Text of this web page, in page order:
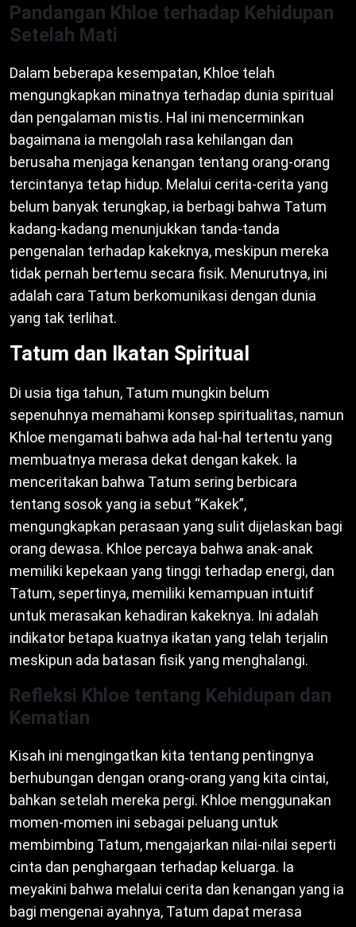
Pandangan Khloe terhadap Kehidupan
Setelah Mati
Dalam beberapa kesempatan, Khloe telah
mengungkapkan minatnya terhadap dunia spiritual
dan pengalaman mistis. Hal ini mencerminkan
bagaimana ia mengolah rasa kehilangan dan
berusaha menjaga kenangan tentang orang-orang
tercintanya tetap hidup. Melalui cerita-cerita yang
belum banyak terungkap, ia berbagi bahwa Tatum
kadang-kadang menunjukkan tanda-tanda
pengenalan terhadap kakeknya, meskipun mereka
tidak pernah bertemu secara fisik. Menurutnya, ini
adalah cara Tatum berkomunikasi dengan dunia
yang tak terlihat.
Tatum dan Ikatan Spiritual
Di usia tiga tahun, Tatum mungkin belum
sepenuhnya memahami konsep spiritualitas, namun
Khloe mengamati bahwa ada hal-hal tertentu yang
membuatnya merasa dekat dengan kakek. Ia
menceritakan bahwa Tatum sering berbicara
tentang sosok yang ia sebut “Kakek”,
mengungkapkan perasaan yang sulit dijelaskan bagi
orang dewasa. Khloe percaya bahwa anak-anak
memiliki kepekaan yang tinggi terhadap energi, dan
Tatum, sepertinya, memiliki kemampuan intuitif
untuk merasakan kehadiran kakeknya. Ini adalah
indikator betapa kuatnya ikatan yang telah terjalin
meskipun ada batasan fisik yang menghalangi.
Refleksi Khloe tentang Kehidupan dan
Kematian
Kisah ini mengingatkan kita tentang pentingnya
berhubungan dengan orang-orang yang kita cintai,
bahkan setelah mereka pergi. Khloe menggunakan
momen-momen ini sebagai peluang untuk
membimbing Tatum, mengajarkan nilai-nilai seperti
cinta dan penghargaan terhadap keluarga. Ia
meyakini bahwa melalui cerita dan kenangan yang ia
bagi mengenai ayahnya, Tatum dapat merasa